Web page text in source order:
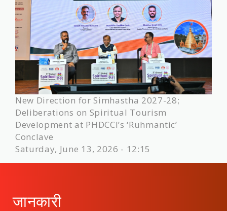
New Direction for Simhastha 2027-28;
Deliberations on Spiritual Tourism
Development at PHDCCI’s ‘Ruhmantic’
Conclave
Saturday, June 13, 2026 - 12:15
जानकारी